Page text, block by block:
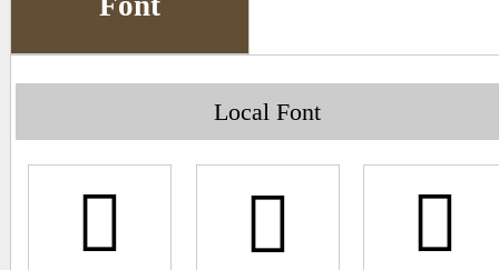
Local Font
𥀳 𥀳 𥀳